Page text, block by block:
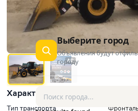
Характеристики
Тип транспорта
AD
Выберите город
Объявления будут
городу